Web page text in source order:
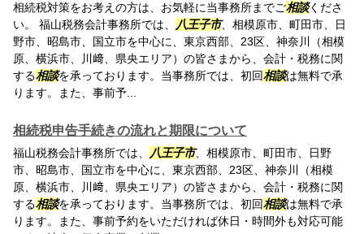
相続税対策をお考えの方は、お気軽に当事務所までご相談くださ
い。 福山税務会計事務所では、
八王子市、相模原市、町田市、日
野市、昭島市、国立市を中心に、東京西部、23区、神奈川（相模
原、横浜市、川﨑、県央エリア）の皆さまから、会計・税務に関
する相談を承っております。当事務所では、初回相談は無料で承
ります。また、事前予...
相続税申告手続きの流れと期限について
福山税務会計事務所では、 八王子市、相模原市、町田市、日野
市、昭島市、国立市を中心に、東京西部、23区、神奈川（相模
原、横浜市、川﨑、県央エリア）の皆さまから、会計・税務に関
する相談を承っております。当事務所では、初回相談は無料で承
ります。また、事前予約をいただければ休日・時間外も対応可能